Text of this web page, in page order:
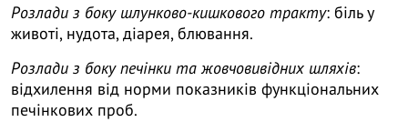
Розлади з боку шлунково-кишкового тракту: біль у
животі, нудота, діарея, блювання.
Розлади з боку печінки та жовчовивідних шляхів:
відхилення від норми показників функціональних
печінкових проб.